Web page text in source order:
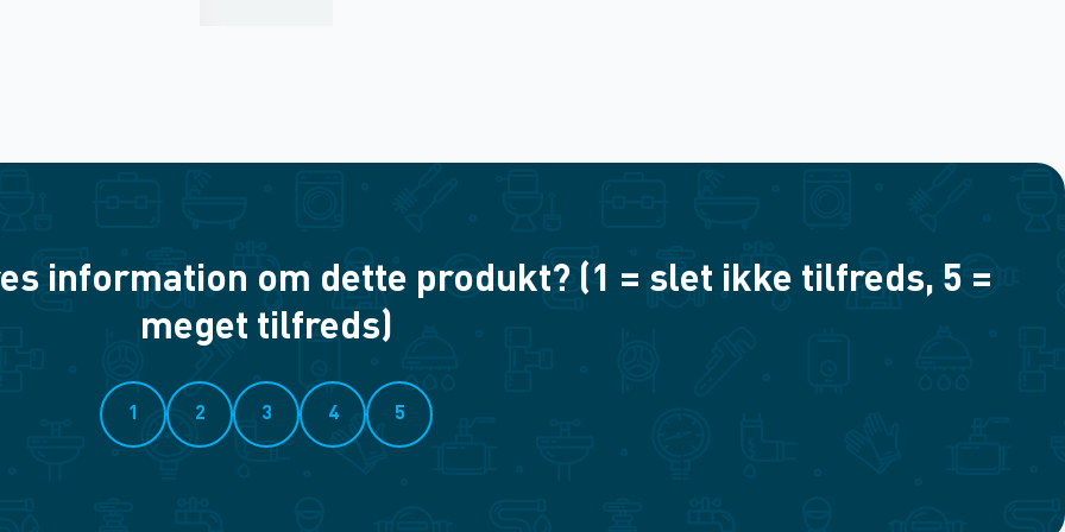
information om dette produkt? (1 = slet ikke tilfreds, 5 =
meget tilfreds)
1 2 3 4 5